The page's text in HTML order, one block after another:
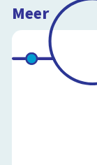
Meer